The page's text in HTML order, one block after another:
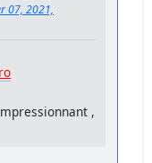
07, 2021,
,